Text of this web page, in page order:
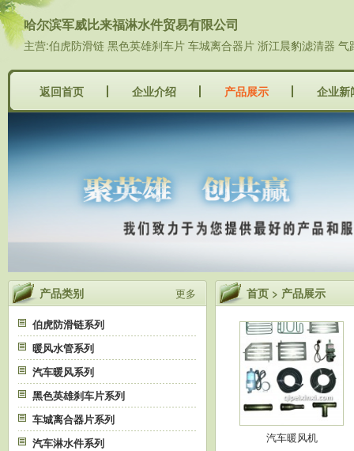
哈尔滨军威比来福淋水件贸易有限公司
主营:伯虎防滑链 黑色英雄刹车片 车城离合器片 浙江晨豹滤清器
返回首页 企业介绍 产品展示 企业新
更多
产品类别
伯虎防滑链系列
暖风水管系列
汽车暖风系列
黑色英雄刹车片系列
车城离合器片系列
汽车淋水件系列
首页 > 产品展示
汽车暖风机